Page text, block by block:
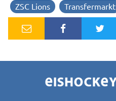
ZSC Lions Transfermarkt